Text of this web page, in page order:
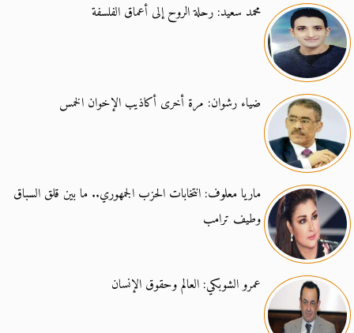
محمد سعيد: رحلة الروح إلى أعماق الفلسفة
ضياء رشوان: مرة أخرى أكاذيب الإخوان الخمس
ماريا معلوف: انتخابات الحزب الجمهوري.. ما بين قلق السباق
وطيف ترامب
عمرو الشوبكي: العالم وحقوق الإنسان